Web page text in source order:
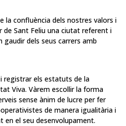
la confluència dels nostres valors i
de Sant Feliu una ciutat referent i
gaudir dels seus carrers amb
registrar els estatuts de la
Viva. Vàrem escollir la forma
sense ànim de lucre per fer
de manera igualitària i
en el seu desenvolupament.